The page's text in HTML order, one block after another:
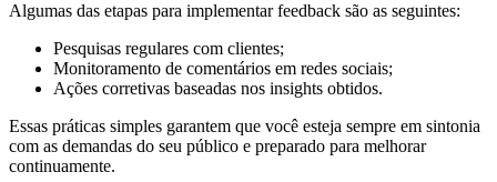
Algumas das etapas para implementar feedback são as seguintes:
Pesquisas regulares com clientes;
Monitoramento de comentários em redes sociais;
Ações corretivas baseadas nos insights obtidos.
Essas práticas simples garantem que você esteja sempre em sintonia
com as demandas do seu público e preparado para melhorar
continuamente.